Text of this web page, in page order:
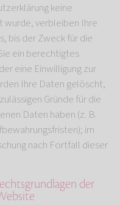
keine
wurde, verbleiben Ihre
bis der Zweck für die
ein berechtigtes
eine Einwilligung zur
Ihre Daten gelöscht,
Gründe für die
Daten haben (z. B.
im
nach Fortfall dieser
der